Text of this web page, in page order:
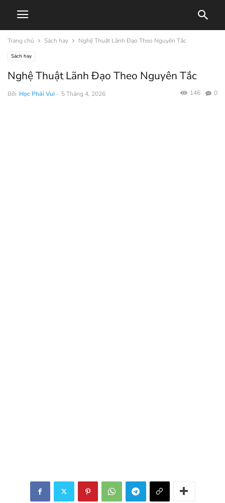
Trang chủ Sách hay Nghệ Thuật Lãnh Đạo Theo Nguyên Tắc
Sách hay
Nghệ Thuật Lãnh Đạo Theo Nguyên Tắc
Bởi Học Phải Vui - 5 Tháng 4, 2026 0
146